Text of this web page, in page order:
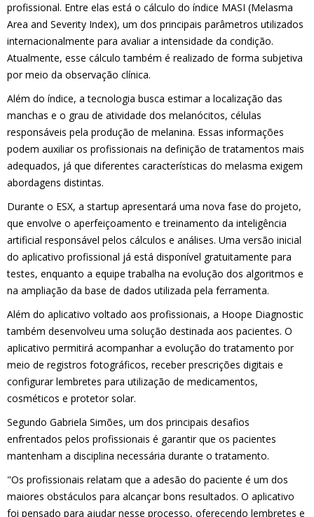
profissional. Entre elas está o cálculo do índice MASI (Melasma
Area and Severity Index), um dos principais parâmetros utilizados
internacionalmente para avaliar a intensidade da condição.
Atualmente, esse cálculo também é realizado de forma subjetiva
por meio da observação clínica.
Além do índice, a tecnologia busca estimar a localização das
manchas e o grau de atividade dos melanócitos, células
responsáveis pela produção de melanina. Essas informações
podem auxiliar os profissionais na definição de tratamentos mais
adequados, já que diferentes características do melasma exigem
abordagens distintas.
Durante o ESX, a startup apresentará uma nova fase do projeto,
que envolve o aperfeiçoamento e treinamento da inteligência
artificial responsável pelos cálculos e análises. Uma versão inicial
do aplicativo profissional já está disponível gratuitamente para
testes, enquanto a equipe trabalha na evolução dos algoritmos e
na ampliação da base de dados utilizada pela ferramenta.
Além do aplicativo voltado aos profissionais, a Hoope Diagnostic
também desenvolveu uma solução destinada aos pacientes. O
aplicativo permitirá acompanhar a evolução do tratamento por
meio de registros fotográficos, receber prescrições digitais e
configurar lembretes para utilização de medicamentos,
cosméticos e protetor solar.
Segundo Gabriela Simões, um dos principais desafios
enfrentados pelos profissionais é garantir que os pacientes
mantenham a disciplina necessária durante o tratamento.
"Os profissionais relatam que a adesão do paciente é um dos
maiores obstáculos para alcançar bons resultados. O aplicativo
foi pensado para ajudar nesse processo, oferecendo lembretes e